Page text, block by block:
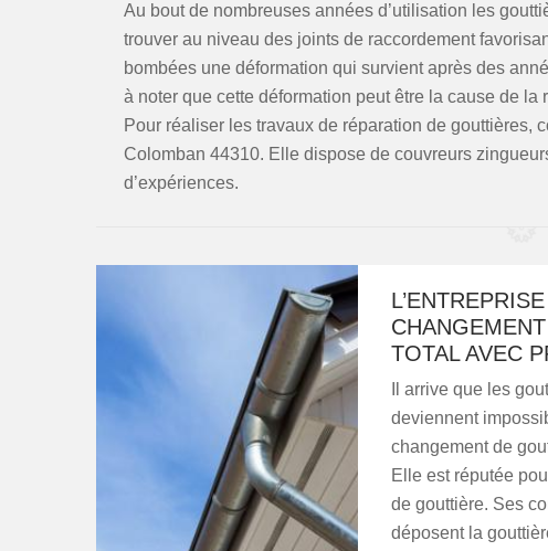
Au bout de nombreuses années d’utilisation les
trouver au niveau des joints de raccordement
bombées une déformation qui survient après des
à noter que cette déformation peut être la cause de
Pour réaliser les travaux de réparation de gouttières,
Colomban 44310. Elle dispose de couvreurs
d’expériences.
TOTAL AVEC
Il arrive que les
deviennent
changement de
Elle est réputée
de gouttière. Ses
déposent la